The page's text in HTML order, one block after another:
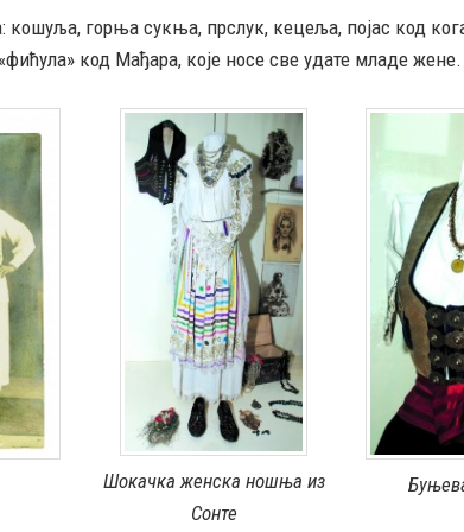
горња сукња, прслук, кецеља, појас код
код Мађара, које носе све удате младе жене.
Шокачка женска ношња из
Сонте